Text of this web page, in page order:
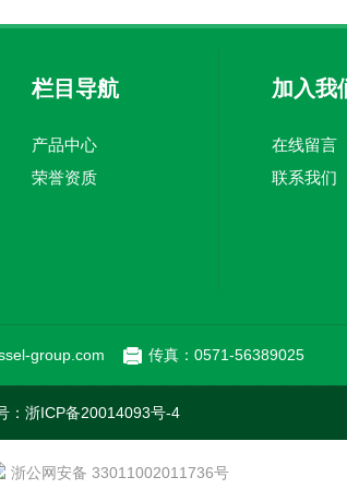
栏目导航
产品中心
荣誉资质
加入我
在线留言
联系我们
group.com 传真：0571-56389025
： 浙ICP备20014093号-4
浙公网安备 33011002011736号